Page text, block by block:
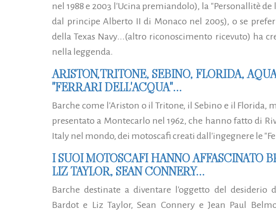
nel 1988 e 2003 l'Ucina premiandolo), la "Personallitè
dal principe Alberto II di Monaco nel 2005), o se
della Texas Navy...(altro riconoscimento ricevuto) ha
nella leggenda.
ARISTON,TRITONE, SEBINO, FLORIDA,
"FERRARI DELL'ACQUA"...
Barche come l'Ariston o il Tritone, il Sebino e il Florida,
presentato a Montecarlo nel 1962, che hanno fatto di
Italy nel mondo, dei motoscafi creati dall'ingegnere le
I SUOI MOTOSCAFI HANNO AFFASCINATO
LIZ TAYLOR, SEAN CONNERY...
Barche destinate a diventare l'oggetto del desiderio
Bardot e Liz Taylor, Sean Connery e Jean Paul